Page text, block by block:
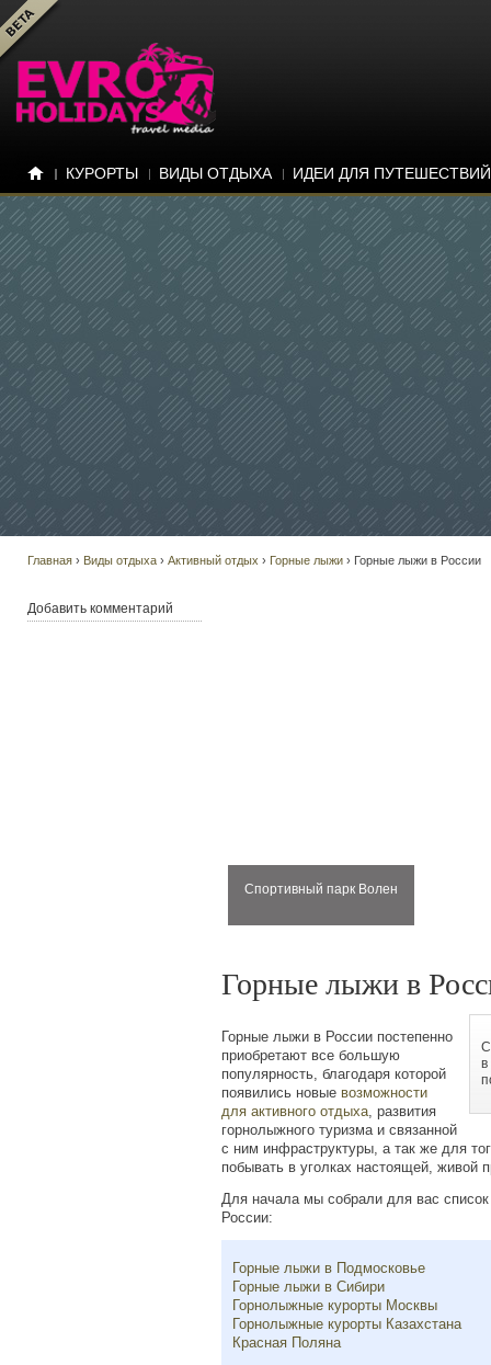
КУРОРТЫ ВИДЫ ОТДЫХА ИДЕИ ДЛЯ ПУТЕШЕСТВИЙ
Главная › Виды отдыха › Активный отдых › Горные лыжи › Горные лыжи в России
Спортивный парк Волен
Горные лыжи в
в
Горные лыжи в России постепенно
приобретают все большую
популярность, благодаря которой
появились новые возможности
для активного отдыха, развития
горнолыжного туризма и связанной
с ним инфраструктуры, а так же для
побывать в уголках настоящей, живой
Для начала мы собрали для вас
России:
Горные лыжи в Подмосковье
Горные лыжи в Сибири
Горнолыжные курорты Москвы
Горнолыжные курорты Казахстана
Красная Поляна
Добавить комментарий